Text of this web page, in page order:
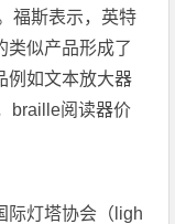
福斯表示，英特
类似产品形成了
例如文本放大器
braille阅读器价
际灯塔协会（ligh